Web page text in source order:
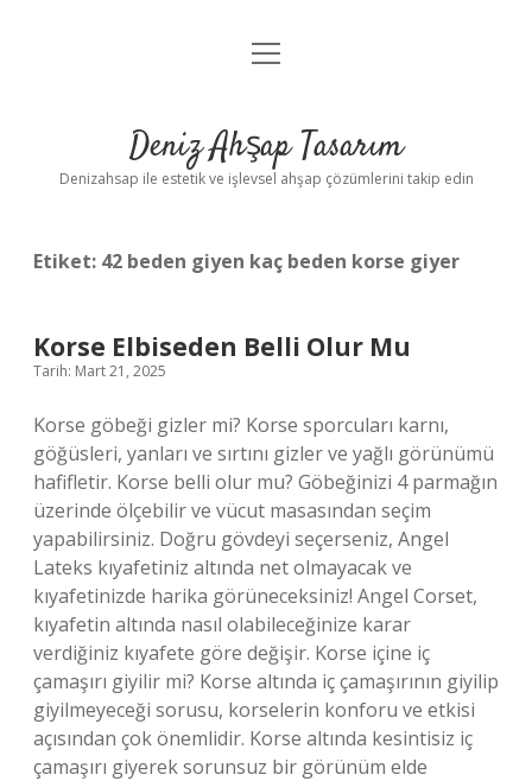
Anasayfa
Yasal Uyarı
menüyü
Deniz Ahşap Tasarım
Denizahsap ile estetik ve işlevsel ahşap çözümlerini takip edin
Etiket: 42 beden giyen kaç beden korse giyer
Korse Elbiseden Belli Olur Mu
Tarih: Mart 21, 2025
Korse göbeği gizler mi? Korse sporcuları karnı,
göğüsleri, yanları ve sırtını gizler ve yağlı görünümü
hafifletir. Korse belli olur mu? Göbeğinizi 4 parmağın
üzerinde ölçebilir ve vücut masasından seçim
yapabilirsiniz. Doğru gövdeyi seçerseniz, Angel
Lateks kıyafetiniz altında net olmayacak ve
kıyafetinizde harika görüneceksiniz! Angel Corset,
kıyafetin altında nasıl olabileceğinize karar
verdiğiniz kıyafete göre değişir. Korse içine iç
çamaşırı giyilir mi? Korse altında iç çamaşırının giyilip
giyilmeyeceği sorusu, korselerin konforu ve etkisi
açısından çok önemlidir. Korse altında kesintisiz iç
çamaşırı giyerek sorunsuz bir görünüm elde